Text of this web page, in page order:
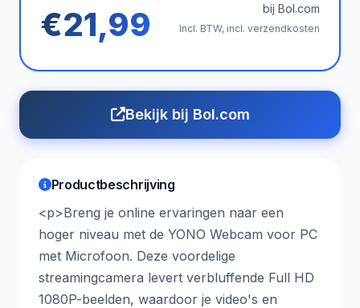
€21,99 bij Bol.com
Incl. BTW, incl. verzendkosten
Bekijk bij Bol.com
Productbeschrijving
<p>Breng je online ervaringen naar een
hoger niveau met de YONO Webcam voor PC
met Microfoon. Deze voordelige
streamingcamera levert verbluffende Full HD
1080P-beelden, waardoor je video's en